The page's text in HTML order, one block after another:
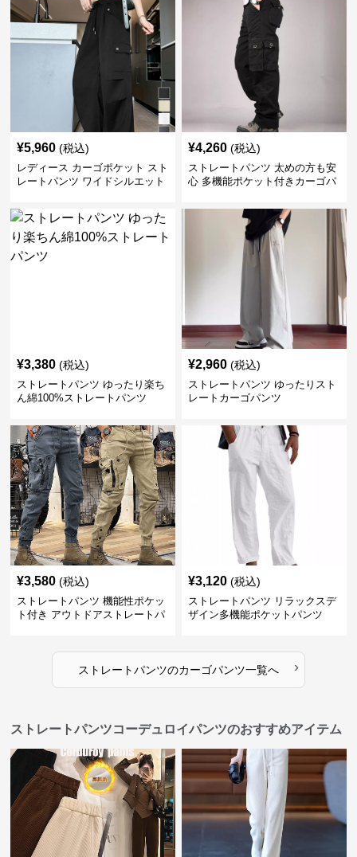
¥5,960 (税込)
レディース カーゴポケット スト
レートパンツ ワイドシルエット
¥4,260 (税込)
ストレートパンツ 太めの方も安
心 多機能ポケット付きカーゴパ
¥3,380 (税込)
ストレートパンツ ゆったり楽ち
ん綿100%ストレートパンツ
¥2,960 (税込)
ストレートパンツ ゆったりスト
レートカーゴパンツ
¥3,580 (税込)
ストレートパンツ 機能性ポケッ
ト付き アウトドアストレートパ
¥3,120 (税込)
ストレートパンツ リラックスデ
ザイン多機能ポケットパンツ
ストレートパンツのカーゴパンツ一覧へ ›
ストレートパンツコーデュロイパンツのおすすめアイテム